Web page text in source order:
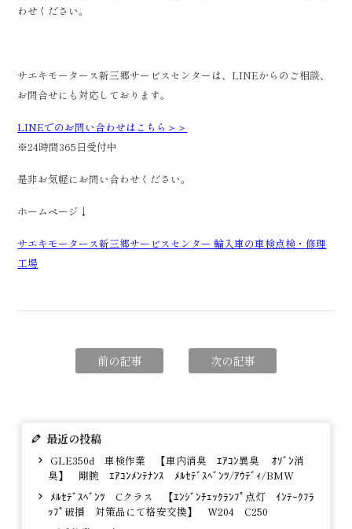
わせください。
サエキモータース新三郷サービスセンターは、LINEからのご相談、
お問合せにも対応しております。
LINEでのお問い合わせはこちら＞＞
※24時間365日受付中
是非お気軽にお問い合わせください。
ホームページ↓
サエキモータース新三郷サービスセンター 輸入車の車検点検・修理
工場
前の記事 次の記事
最近の投稿
GLE350d 車検作業 【車内消臭 ｴｱｺﾝ異臭 ｵｿﾞﾝ消
臭】 剛腕 ｴｱｺﾝﾒﾝﾃﾅﾝｽ ﾒﾙｾﾃﾞｽﾍﾞﾝﾂ/ｱｳﾃﾞｨ/BMW
ﾒﾙｾﾃﾞｽﾍﾞﾝﾂ Cクラス 【ｴﾝｼﾞﾝﾁｪｯｸﾗﾝﾌﾟ点灯 ｲﾝﾃｰｸﾌﾗ
ｯﾌﾟ破損 対策品にて格安交換】 W204 C250